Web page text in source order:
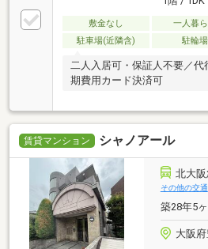
敷金なし 一人暮
駐車場(近隣含)
駐輪場
二人入居可・保証人不要／
期費用カード決済可
賃貸マンション シャノアール
北大
その他の交通
築28年5
大阪